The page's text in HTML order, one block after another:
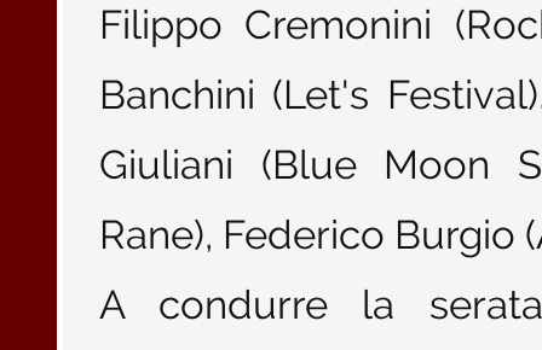
Filippo Cremonini
Banchini (Let's
Giuliani (Blue Moon
Rane), Federico Burgio
A condurre la serata